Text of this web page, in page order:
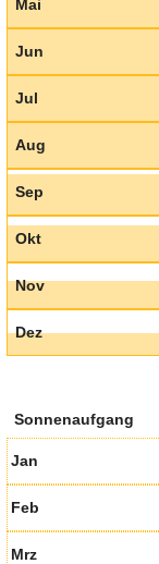
Mai
Jun
Jul
Aug
Sep
Okt
Nov
Dez
Sonnenaufgang
Jan
Feb
Mrz